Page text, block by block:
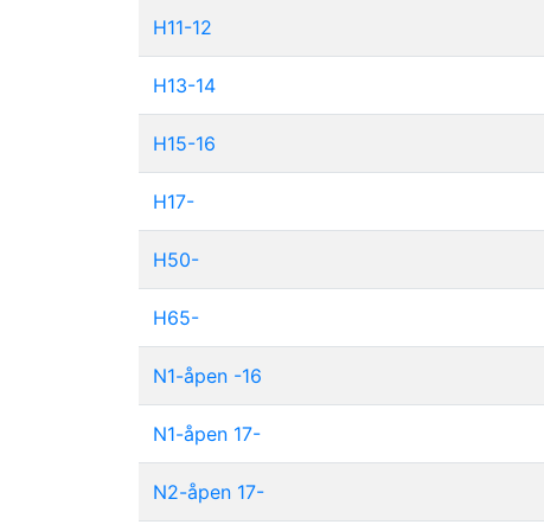
H11-12
H13-14
H15-16
H17-
H50-
H65-
N1-åpen -16
N1-åpen 17-
N2-åpen 17-